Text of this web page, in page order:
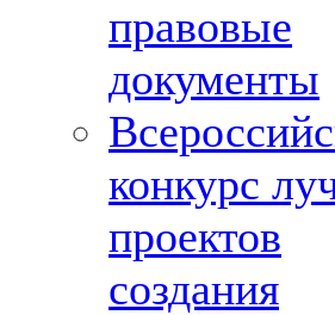
правовые
документы
конкурс
проектов
создания